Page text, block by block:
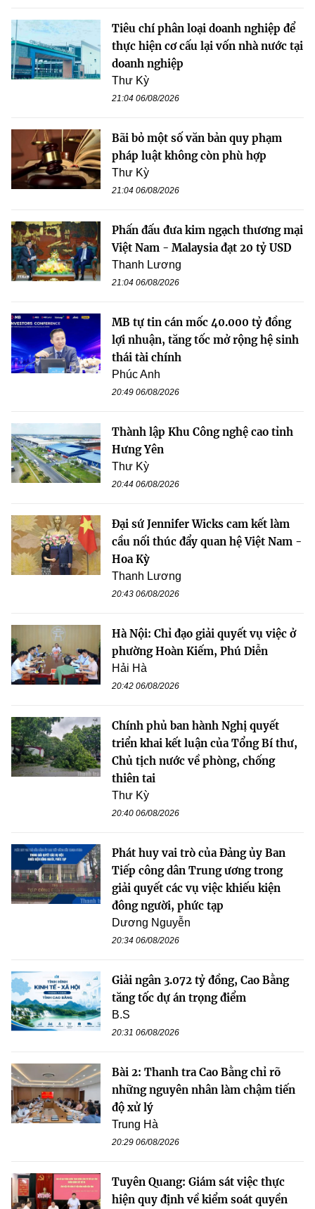
Tiêu chí phân loại doanh nghiệp để
thực hiện cơ cấu lại vốn nhà nước tại
doanh nghiệp
Thư Kỳ
21:04 06/08/2026
Bãi bỏ một số văn bản quy phạm
pháp luật không còn phù hợp
Thư Kỳ
21:04 06/08/2026
Phấn đấu đưa kim ngạch thương mại
Việt Nam - Malaysia đạt 20 tỷ USD
Thanh Lương
21:04 06/08/2026
MB tự tin cán mốc 40.000 tỷ đồng
lợi nhuận, tăng tốc mở rộng hệ sinh
thái tài chính
Phúc Anh
20:49 06/08/2026
Thành lập Khu Công nghệ cao tỉnh
Hưng Yên
Thư Kỳ
20:44 06/08/2026
Đại sứ Jennifer Wicks cam kết làm
cầu nối thúc đẩy quan hệ Việt Nam -
Hoa Kỳ
Thanh Lương
20:43 06/08/2026
Hà Nội: Chỉ đạo giải quyết vụ việc ở
phường Hoàn Kiếm, Phú Diễn
Hải Hà
20:42 06/08/2026
Chính phủ ban hành Nghị quyết
triển khai kết luận của Tổng Bí thư,
Chủ tịch nước về phòng, chống
thiên tai
Thư Kỳ
20:40 06/08/2026
Phát huy vai trò của Đảng ủy Ban
Tiếp công dân Trung ương trong
giải quyết các vụ việc khiếu kiện
đông người, phức tạp
Dương Nguyễn
20:34 06/08/2026
Giải ngân 3.072 tỷ đồng, Cao Bằng
tăng tốc dự án trọng điểm
B.S
20:31 06/08/2026
Bài 2: Thanh tra Cao Bằng chỉ rõ
những nguyên nhân làm chậm tiến
độ xử lý
Trung Hà
20:29 06/08/2026
Tuyên Quang: Giám sát việc thực
hiện quy định về kiểm soát quyền